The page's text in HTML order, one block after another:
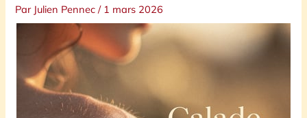
Par Julien Pennec/ 1 mars 2026